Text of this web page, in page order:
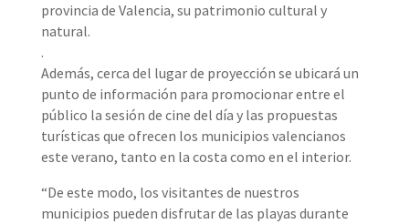
provincia de Valencia, su patrimonio cultural y
natural.
.
Además, cerca del lugar de proyección se ubicará un
punto de información para promocionar entre el
público la sesión de cine del día y las propuestas
turísticas que ofrecen los municipios valencianos
este verano, tanto en la costa como en el interior.
“De este modo, los visitantes de nuestros
municipios pueden disfrutar de las playas durante